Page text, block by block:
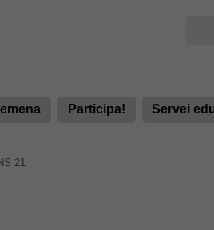
Participa! Servei
21